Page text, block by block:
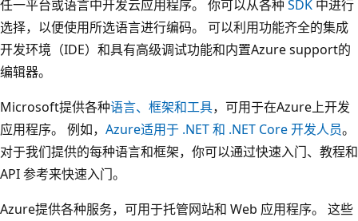
任一平台或语言中开发云应用程序。 你可以从各种 SDK 中进行
选择，以便使用所选语言进行编码。 可以利用功能齐全的集成
开发环境（IDE）和具有高级调试功能和内置Azure support的
编辑器。
Microsoft提供各种语言、框架和工具，可用于在Azure上开发
应用程序。 例如， Azure适用于 .NET 和 .NET Core 开发人员。
对于我们提供的每种语言和框架，你可以通过快速入门、教程和
API 参考来快速入门。
Azure提供各种服务，可用于托管网站和 Web 应用程序。 这些